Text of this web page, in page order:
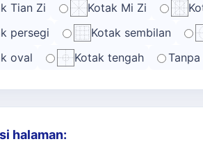
Tian Zi Kotak Mi Zi
persegi
Kotak sembilan
oval
Kotak tengah
halaman: